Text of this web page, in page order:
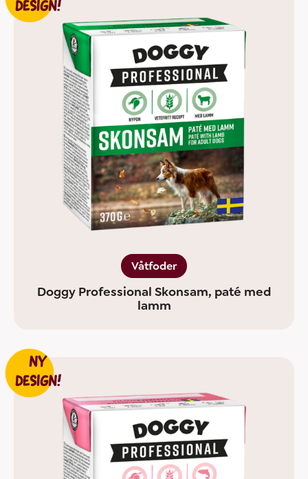
DESIGN!
Våtfoder
Doggy Professional Skonsam, paté med
lamm
NY
DESIGN!